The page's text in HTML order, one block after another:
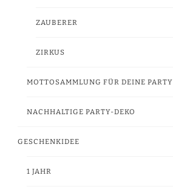
ZAUBERER
ZIRKUS
MOTTOSAMMLUNG FÜR DEINE PARTY
NACHHALTIGE PARTY-DEKO
GESCHENKIDEE
1 JAHR